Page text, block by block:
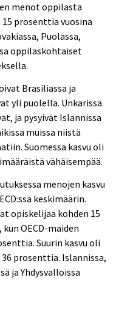
menot oppilasta
prosenttia vuosina
Puolassa,
oppilaskohtaiset
Brasiliassa ja
yli puolella. Unkarissa
ja pysyivät Islannissa
muissa niistä
Suomessa kasvu oli
vähäisempää.
menojen kasvu
keskimäärin.
opiskelijaa kohden 15
OECD-maiden
Suurin kasvu oli
prosenttia. Islannissa,
ja Yhdysvalloissa